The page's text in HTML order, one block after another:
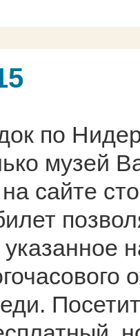
по
музей
сайте
указанное